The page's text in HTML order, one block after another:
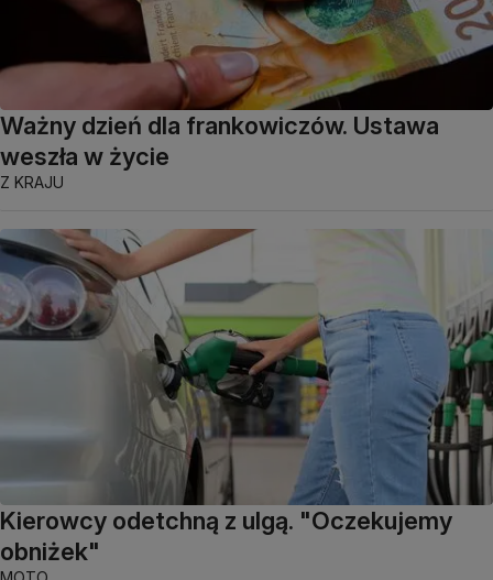
Ważny dzień dla frankowiczów. Ustawa
weszła w życie
Z KRAJU
Kierowcy odetchną z ulgą. "Oczekujemy
obniżek"